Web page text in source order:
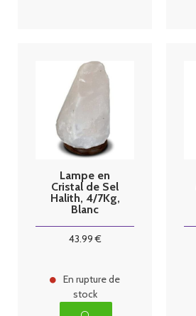
Lampe en
Cristal de Sel
Halith, 4/7Kg,
Blanc
43.99€
En rupture de
stock